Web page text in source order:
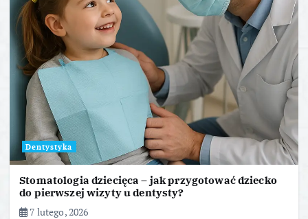
Dentystyka
Stomatologia dziecięca – jak przygotować dziecko
do pierwszej wizyty u dentysty?
7 lutego, 2026